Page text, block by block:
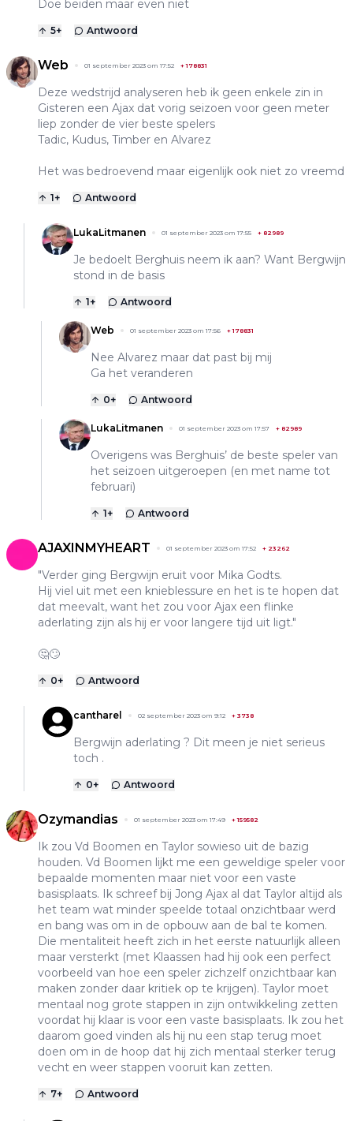
Doe beiden maar even niet
5+ Antwoord
Web 01 september 2023 om 17:52 +178831
Deze wedstrijd analyseren heb ik geen enkele zin in
Gisteren een Ajax dat vorig seizoen voor geen meter
liep zonder de vier beste spelers
Tadic, Kudus, Timber en Alvarez
Het was bedroevend maar eigenlijk ook niet zo vreemd
1+ Antwoord
LukaLitmanen 01 september 2023 om 17:55 + 82989
Je bedoelt Berghuis neem ik aan? Want Bergwijn
stond in de basis
1+ Antwoord
Web 01 september 2023 om 17:56 +178831
Nee Alvarez maar dat past bij mij
Ga het veranderen
0+ Antwoord
LukaLitmanen 01 september 2023 om 17:57 + 82989
Overigens was Berghuis’ de beste speler van
het seizoen uitgeroepen (en met name tot
februari)
1+ Antwoord
AJAXINMYHEART 01 september 2023 om 17:52 + 23262
"Verder ging Bergwijn eruit voor Mika Godts.
Hij viel uit met een knieblessure en het is te hopen dat
dat meevalt, want het zou voor Ajax een flinke
aderlating zijn als hij er voor langere tijd uit ligt."
🤔🙄
0+ Antwoord
cantharel 02 september 2023 om 9:12 + 3738
Bergwijn aderlating ? Dit meen je niet serieus
toch .
0+ Antwoord
Ozymandias 01 september 2023 om 17:49 +159582
Ik zou Vd Boomen en Taylor sowieso uit de bazig
houden. Vd Boomen lijkt me een geweldige speler voor
bepaalde momenten maar niet voor een vaste
basisplaats. Ik schreef bij Jong Ajax al dat Taylor altijd als
het team wat minder speelde totaal onzichtbaar werd
en bang was om in de opbouw aan de bal te komen.
Die mentaliteit heeft zich in het eerste natuurlijk alleen
maar versterkt (met Klaassen had hij ook een perfect
voorbeeld van hoe een speler zichzelf onzichtbaar kan
maken zonder daar kritiek op te krijgen). Taylor moet
mentaal nog grote stappen in zijn ontwikkeling zetten
voordat hij klaar is voor een vaste basisplaats. Ik zou het
daarom goed vinden als hij nu een stap terug moet
doen om in de hoop dat hij zich mentaal sterker terug
vecht en weer stappen vooruit kan zetten.
7+ Antwoord